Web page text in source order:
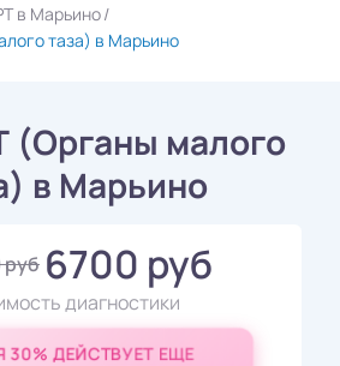
в Марьино
таза) в Марьино
малого
в Марьино
руб 6700 руб
диагностики
30% ДЕЙСТВУЕТ ЕЩЕ